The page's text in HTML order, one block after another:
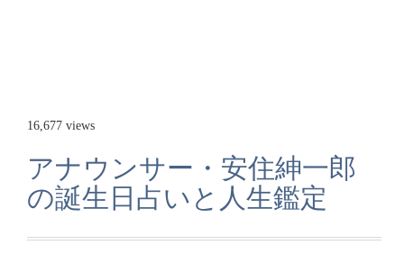
16,677 views
アナウンサー・安住紳一郎
の誕生日占いと人生鑑定